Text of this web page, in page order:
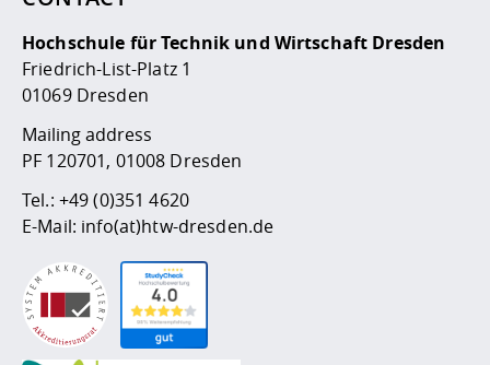
Hochschule für Technik und Wirtschaft Dresden
Friedrich-List-Platz 1
01069 Dresden
Mailing address
PF 120701, 01008 Dresden
Tel.: +49 (0)351 4620
E-Mail: info(at)htw-dresden.de